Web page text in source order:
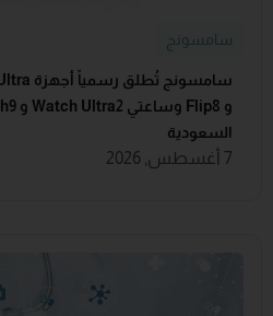
سامسونج
السعودية
7 أغسطس, 2026